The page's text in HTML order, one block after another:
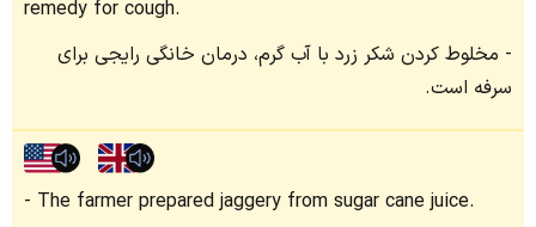
remedy for cough.
مخلوط کردن شکر زرد با آب گرم، درمان خانگی رایجی برای
سرفه است.
The farmer prepared jaggery from sugar cane juice.